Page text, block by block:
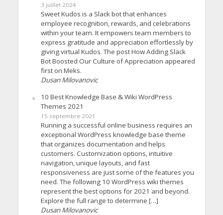
3 juillet 2024
Sweet Kudos is a Slack bot that enhances
employee recognition, rewards, and celebrations
within your team. It empowers team members to
express gratitude and appreciation effortlessly by
giving virtual Kudos. The post How Adding Slack
Bot Boosted Our Culture of Appreciation appeared
first on Meks.
Dusan Milovanovic
10 Best Knowledge Base & Wiki WordPress
Themes 2021
15 septembre 2021
Running a successful online business requires an
exceptional WordPress knowledge base theme
that organizes documentation and helps
customers. Customization options, intuitive
navigation, unique layouts, and fast
responsiveness are just some of the features you
need. The following 10 WordPress wiki themes
represent the best options for 2021 and beyond.
Explore the full range to determine […]
Dusan Milovanovic